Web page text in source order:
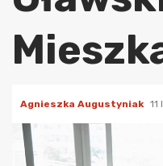
Agnieszka Augustyniak 11